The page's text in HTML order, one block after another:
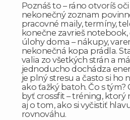
Poznáš to – ráno otvoríš
nekonečný zoznam
pracovné maily, termíny,
konečne zavrieš notebook,
úlohy doma – nákupy,
nekonečná kopa prádla.
valia zo všetkých strán a
jednoducho dochádza
je plný stresu a často si ho
ako ťažký batoh. Čo s
byť crossfit – tréning, ktorý
aj o tom, ako si vyčistiť
rovnováhu.